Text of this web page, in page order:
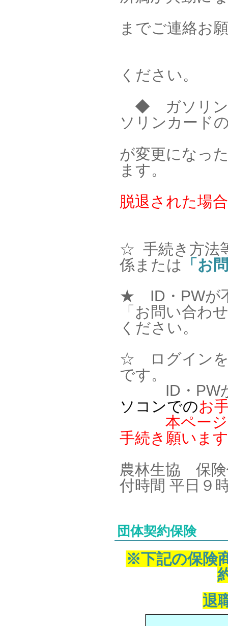
までご連絡お
ください。
◆ ガソリン
ソリンカード
が変更になっ
ます。
脱退された場
☆ 手続き方法
係または
「お
★ ID・PWが
「お問い合わ
ください。
☆ ログインを
です。
ID・PWが
ソコンでのお
本ページの
手続き願いま
農林生協 保険
付時間 平日９
団体契約保険
※下記の保険
退